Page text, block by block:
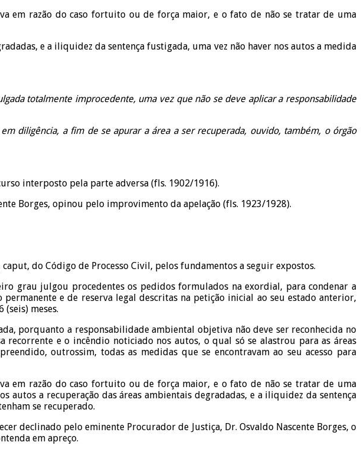
em razão do caso fortuito ou de força maior, e o fato de não se tratar de uma
e a iliquidez da sentença fustigada, uma vez não haver nos autos a medida
totalmente improcedente, uma vez que não se deve aplicar a responsabilidade
diligência, a fim de se apurar a área a ser recuperada, ouvido, também, o órgão
interposto pela parte adversa (fls. 1902/1916).
Borges, opinou pelo improvimento da apelação (fls. 1923/1928).
do Código de Processo Civil, pelos fundamentos a seguir expostos.
grau julgou procedentes os pedidos formulados na exordial, para condenar a
e de reserva legal descritas na petição inicial ao seu estado anterior,
meses.
porquanto a responsabilidade ambiental objetiva não deve ser reconhecida no
recorrente e o incêndio noticiado nos autos, o qual só se alastrou para as áreas
outrossim, todas as medidas que se encontravam ao seu acesso para
em razão do caso fortuito ou de força maior, e o fato de não se tratar de uma
a recuperação das áreas ambientais degradadas, e a iliquidez da sentença
se recuperado.
declinado pelo eminente Procurador de Justiça, Dr. Osvaldo Nascente Borges, o
em apreço.